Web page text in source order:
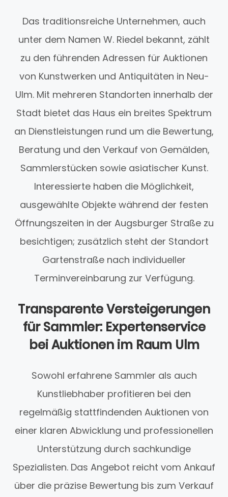
Das traditionsreiche Unternehmen, auch
unter dem Namen W. Riedel bekannt, zählt
zu den führenden Adressen für Auktionen
von Kunstwerken und Antiquitäten in Neu-
Ulm. Mit mehreren Standorten innerhalb der
Stadt bietet das Haus ein breites Spektrum
an Dienstleistungen rund um die Bewertung,
Beratung und den Verkauf von Gemälden,
Sammlerstücken sowie asiatischer Kunst.
Interessierte haben die Möglichkeit,
ausgewählte Objekte während der festen
Öffnungszeiten in der Augsburger Straße zu
besichtigen; zusätzlich steht der Standort
Gartenstraße nach individueller
Terminvereinbarung zur Verfügung.
Transparente Versteigerungen
für Sammler: Expertenservice
bei Auktionen im Raum Ulm
Sowohl erfahrene Sammler als auch
Kunstliebhaber profitieren bei den
regelmäßig stattfindenden Auktionen von
einer klaren Abwicklung und professionellen
Unterstützung durch sachkundige
Spezialisten. Das Angebot reicht vom Ankauf
über die präzise Bewertung bis zum Verkauf